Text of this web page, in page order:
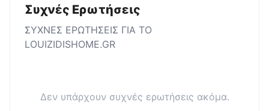
Συχνές Ερωτήσεις
ΣΥΧΝΕΣ ΕΡΩΤΗΣΕΙΣ ΓΙΑ ΤΟ
LOUIZIDISHOME.GR
Δεν υπάρχουν συχνές ερωτήσεις ακόμα.